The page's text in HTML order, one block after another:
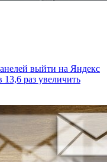
выйти на Яндекс
раз увеличить